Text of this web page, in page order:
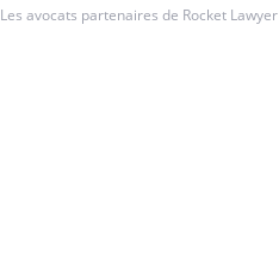
Les avocats partenaires de Rocket Lawyer